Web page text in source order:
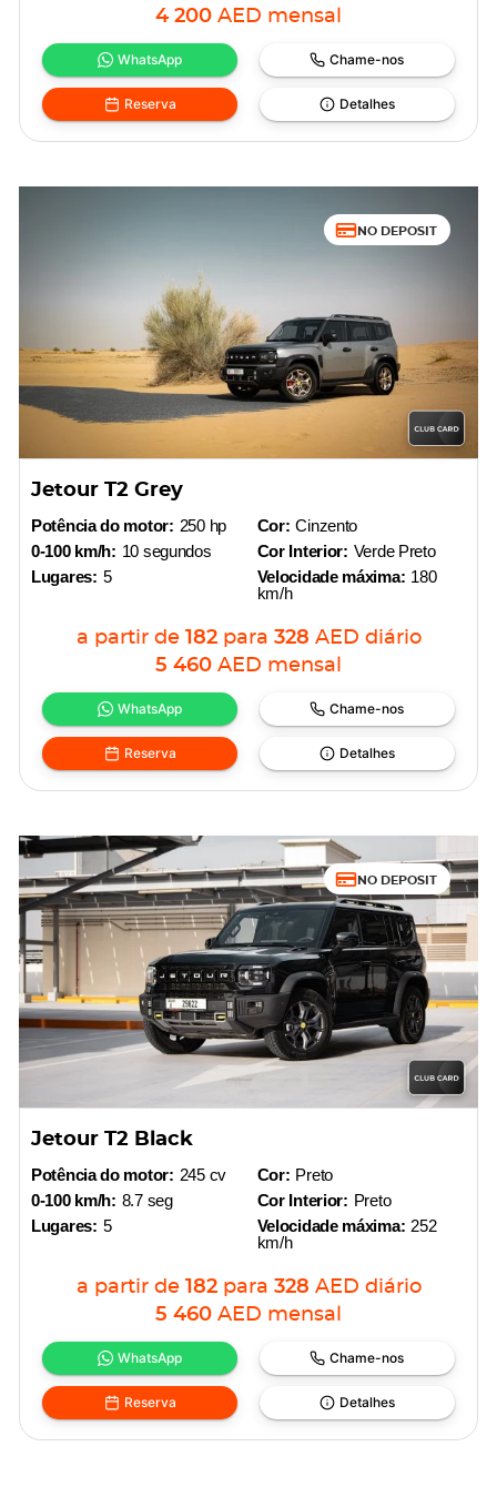
4 200 AED mensal
WhatsApp Chame-nos
Reserva Detalhes
NO DEPOSIT
Jetour T2 Grey
Potência do motor: 250 hp
0-100 km/h: 10 segundos
Lugares: 5
Cor: Cinzento
Cor Interior: Verde Preto
Velocidade máxima: 180
km/h
a partir de 182 para 328 AED diário
5 460 AED mensal
WhatsApp Chame-nos
Reserva Detalhes
NO DEPOSIT
Jetour T2 Black
Potência do motor: 245 cv
0-100 km/h: 8.7 seg
Lugares: 5
Cor: Preto
Cor Interior: Preto
Velocidade máxima: 252
km/h
a partir de 182 para 328 AED diário
5 460 AED mensal
WhatsApp Chame-nos
Reserva Detalhes